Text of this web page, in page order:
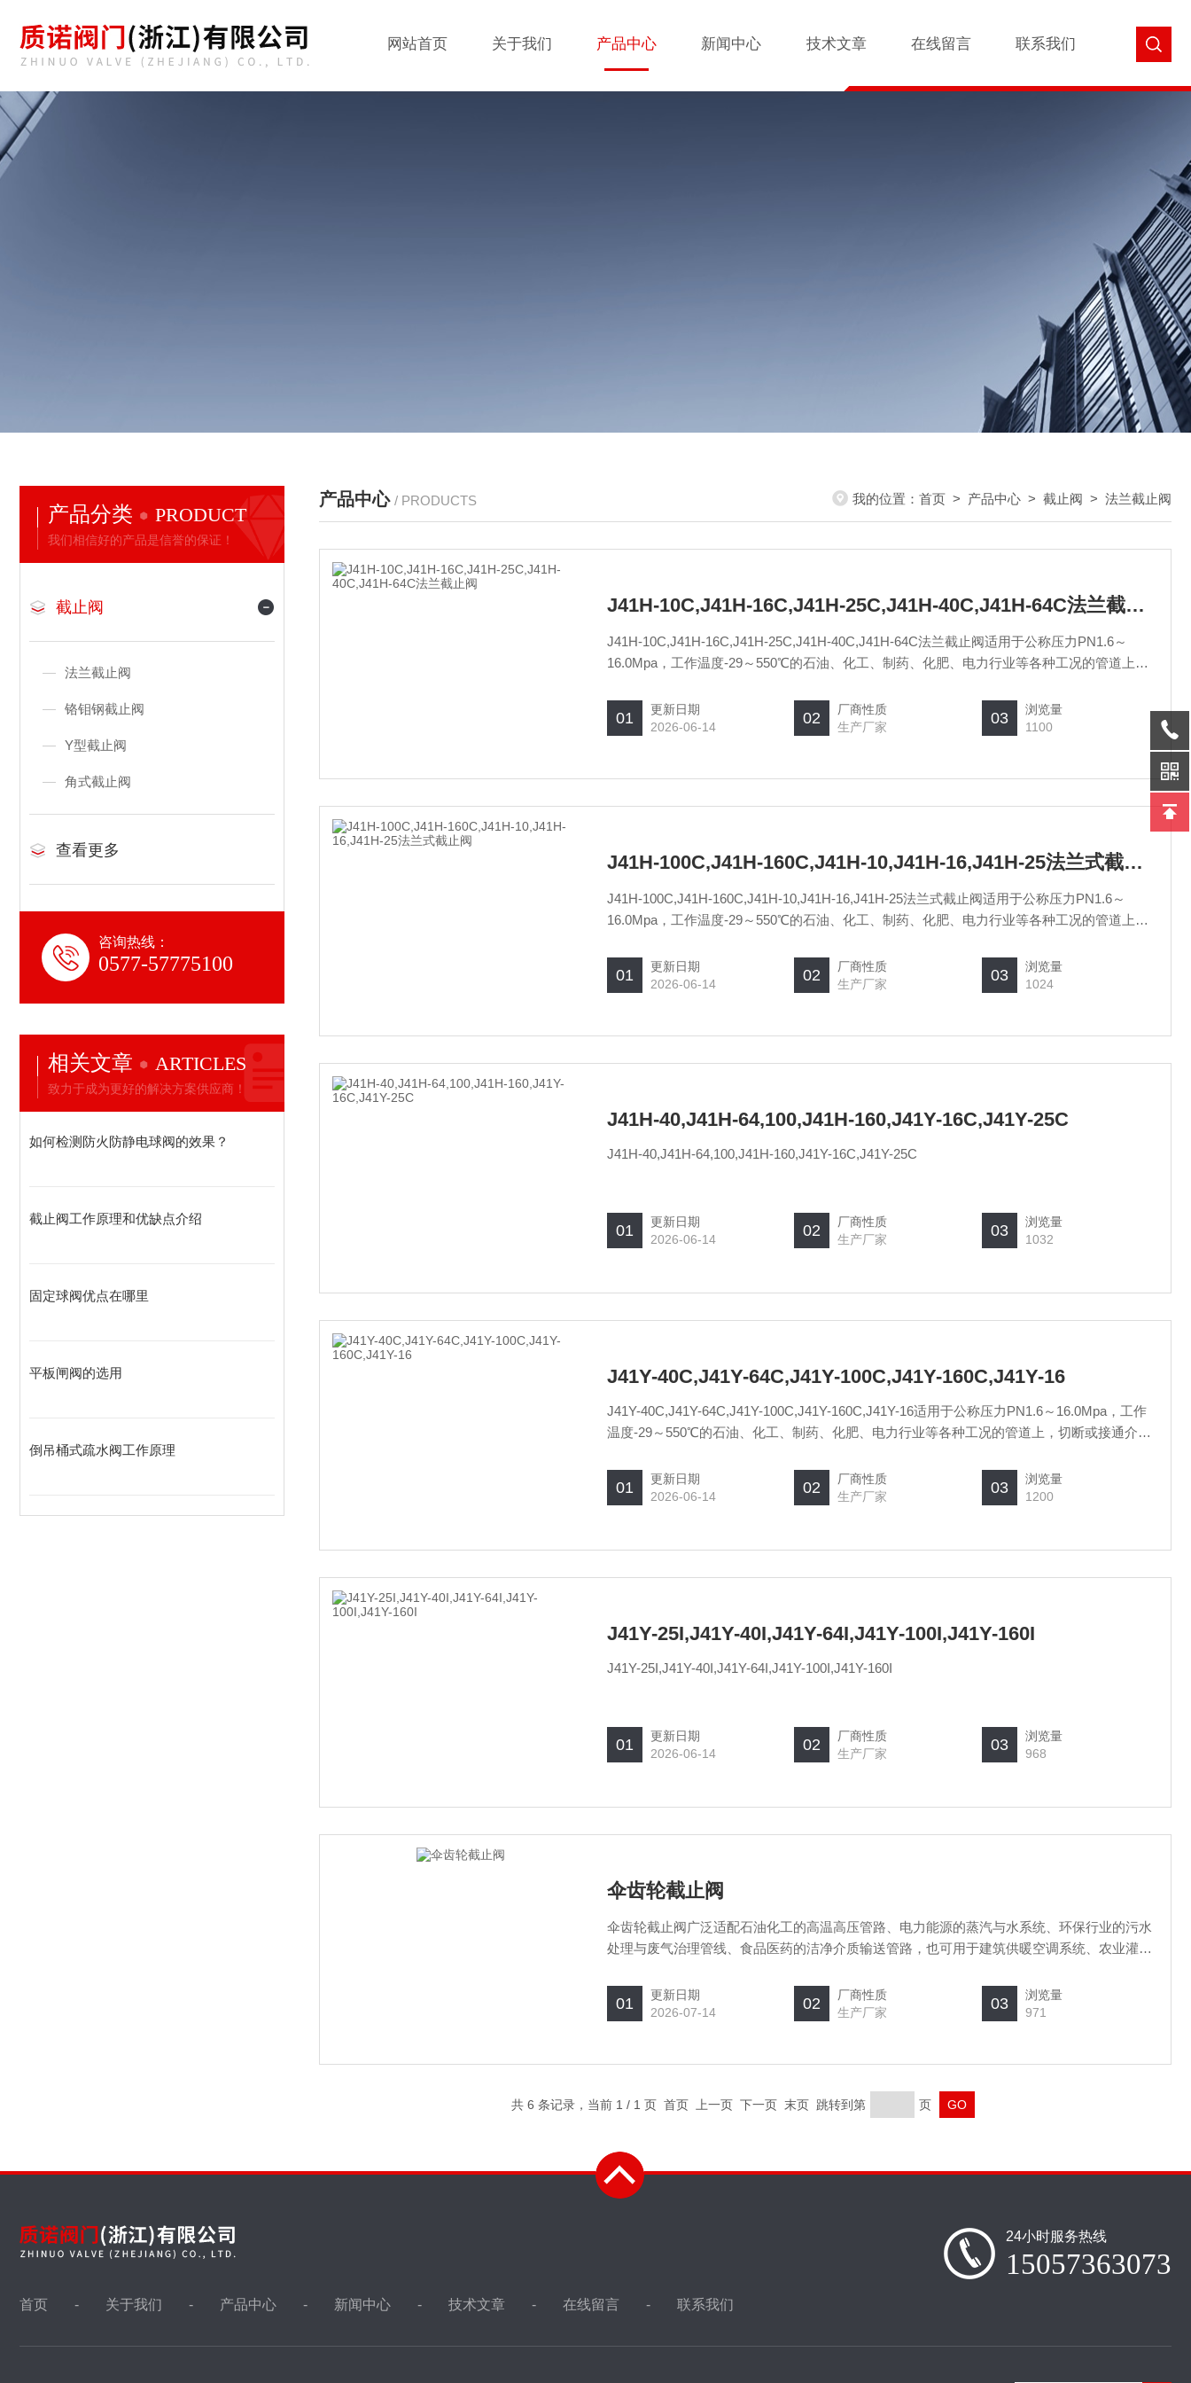
网站首页 关于我们 产品中心 新闻中心 技术文章 在线留言 联系我们
产品分类 PRODUCT
我们相信好的产品是信誉的保证！
截止阀
法兰截止阀
铬钼钢截止阀
Y型截止阀
角式截止阀
查看更多
咨询热线：
0577-57775100
相关文章 ARTICLES
致力于成为更好的解决方案供应商！
如何检测防火防静电球阀的效果？
截止阀工作原理和优缺点介绍
固定球阀优点在哪里
平板闸阀的选用
倒吊桶式疏水阀工作原理
产品中心 / PRODUCTS 我的位置： 首页 > 产品中心 > 截止阀 > 法兰截止阀
J41H-10C,J41H-16C,J41H-25C,J41H-40C,J41H-64C法兰截止阀
J41H-10C,J41H-16C,J41H-25C,J41H-40C,J41H-64C法兰截止阀适用于公称压力PN1.6～
16.0Mpa，工作温度-29～550℃的石油、化工、制药、化肥、电力行业等各种工况的管道上，
动、电动、气动等。
01
更新日期
2026-06-14
02
厂商性质
生产厂家
03
浏览量
1100
J41H-100C,J41H-160C,J41H-10,J41H-16,J41H-25法兰式截止阀
J41H-100C,J41H-160C,J41H-10,J41H-16,J41H-25法兰式截止阀适用于公称压力PN1.6～
16.0Mpa，工作温度-29～550℃的石油、化工、制药、化肥、电力行业等各种工况的管道上，
动、电动、气动等。
01
更新日期
2026-06-14
02
厂商性质
生产厂家
03
浏览量
1024
J41H-40,J41H-64,100,J41H-160,J41Y-16C,J41Y-25C
J41H-40,J41H-64,100,J41H-160,J41Y-16C,J41Y-25C
01
更新日期
2026-06-14
02
厂商性质
生产厂家
03
浏览量
1032
J41Y-40C,J41Y-64C,J41Y-100C,J41Y-160C,J41Y-16
J41Y-40C,J41Y-64C,J41Y-100C,J41Y-160C,J41Y-16适用于公称压力PN1.6～16.0Mpa，工作
温度-29～550℃的石油、化工、制药、化肥、电力行业等各种工况的管道上，切断或接通介
等。
01
更新日期
2026-06-14
02
厂商性质
生产厂家
03
浏览量
1200
J41Y-25I,J41Y-40I,J41Y-64I,J41Y-100I,J41Y-160I
J41Y-25I,J41Y-40I,J41Y-64I,J41Y-100I,J41Y-160I
01
更新日期
2026-06-14
02
厂商性质
生产厂家
03
浏览量
968
伞齿轮截止阀
伞齿轮截止阀广泛适配石油化工的高温高压管路、电力能源的蒸汽与水系统、环保行业的污水
处理与废气治理管线、食品医药的洁净介质输送管路，也可用于建筑供暖空调系统、农业灌溉
01
更新日期
2026-07-14
02
厂商性质
生产厂家
03
浏览量
971
共 6 条记录，当前 1 / 1 页 首页 上一页 下一页 末页 跳转到第 页
首页 关于我们 产品中心 新闻中心 技术文章 在线留言 联系我们
24小时服务热线
15057363073